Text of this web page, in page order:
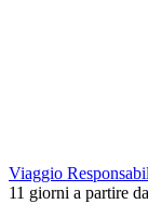
Viaggio
11 giorni a partire da